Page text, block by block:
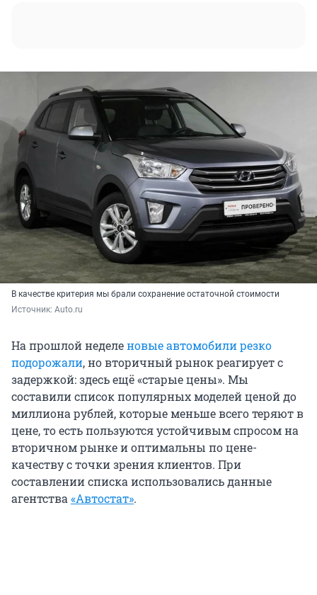
В качестве критерия мы брали сохранение остаточной стоимости
Источник: Auto.ru
На прошлой неделеновые автомобили резко
подорожали, но вторичный рынок реагирует с
задержкой: здесь ещё «старые цены». Мы
составили список популярных моделей ценой до
миллиона рублей, которые меньше всего теряют в
цене, то есть пользуются устойчивым спросом на
вторичном рынке и оптимальны по цене-
качеству с точки зрения клиентов. При
составлении списка использовались данные
агентства«Автостат».